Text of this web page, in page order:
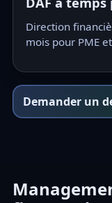
Direction
mois pour PME
Demander un